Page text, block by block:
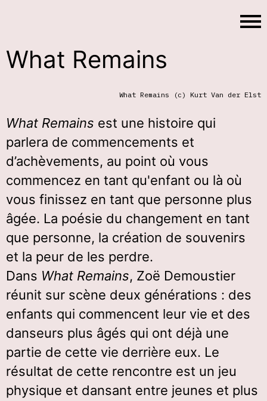
What Remains
What Remains (c) Kurt Van der Elst
What Remains est une histoire qui
parlera de commencements et
d’achèvements, au point où vous
commencez en tant qu'enfant ou là où
vous finissez en tant que personne plus
âgée. La poésie du changement en tant
que personne, la création de souvenirs
et la peur de les perdre.
Dans What Remains, Zoë Demoustier
réunit sur scène deux générations : des
enfants qui commencent leur vie et des
danseurs plus âgés qui ont déjà une
partie de cette vie derrière eux. Le
résultat de cette rencontre est un jeu
physique et dansant entre jeunes et plus